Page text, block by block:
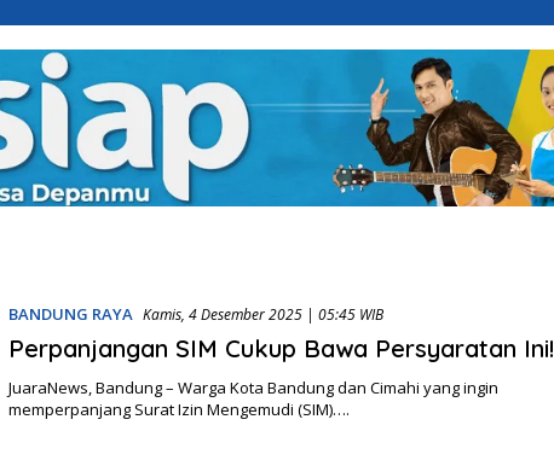
BANDUNG RAYA Kamis, 4 Desember 2025 | 05:45 WIB
Perpanjangan SIM Cukup Bawa Persyaratan Ini!
JuaraNews, Bandung – Warga Kota Bandung dan Cimahi yang ingin
memperpanjang Surat Izin Mengemudi (SIM)….